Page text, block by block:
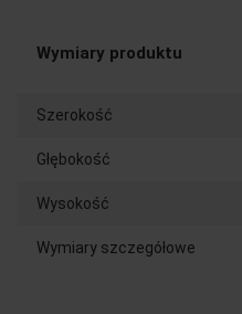
Wymiary produktu
Szerokość
Głębokość
Wysokość
Wymiary szczegółowe